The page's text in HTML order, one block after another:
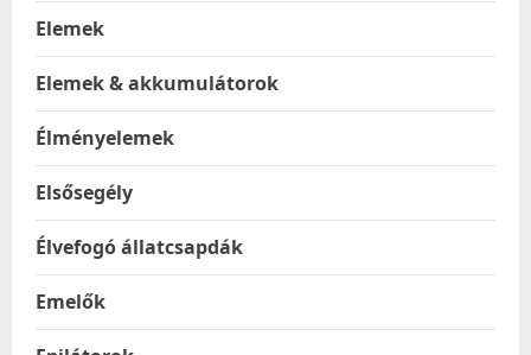
Elemek
Elemek & akkumulátorok
Élményelemek
Elsősegély
Élvefogó állatcsapdák
Emelők